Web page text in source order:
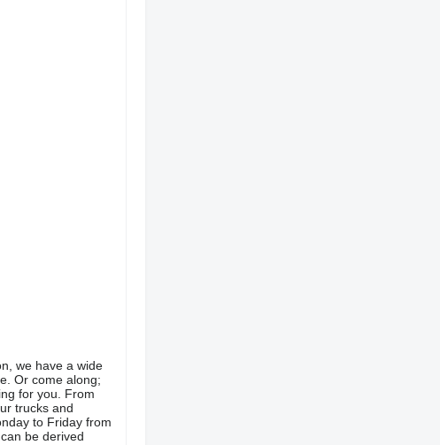
we have a wide
Or come along;
for you. From
trucks and
to Friday from
be derived